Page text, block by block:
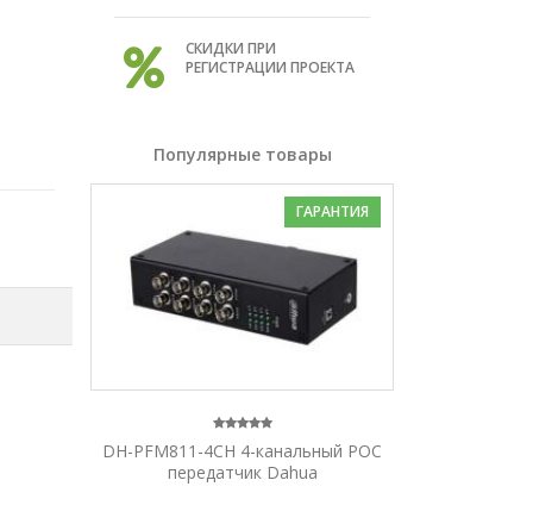
СКИДКИ ПРИ
РЕГИСТРАЦИИ ПРОЕКТА
Популярные товары
ГАРАНТИЯ
DH-PFM811-4CH 4-канальный POC
передатчик Dahua